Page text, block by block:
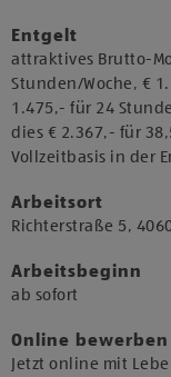
Entgelt
attraktives Brutto-
Stunden/Woche, €
1.475,- für 24
dies € 2.367,- für
Vollzeitbasis in der
Arbeitsort
​Richterstraße 5,
Arbeitsbeginn
​ab sofort​
Online bewerben
Jetzt online mit